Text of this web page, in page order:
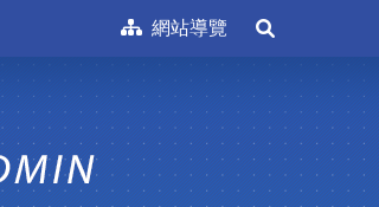
網站導覽
開
搜
尋